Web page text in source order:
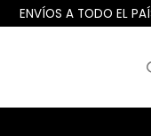
EL PAÍS: monto